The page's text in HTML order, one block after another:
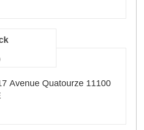
Avenue Quatourze 11100